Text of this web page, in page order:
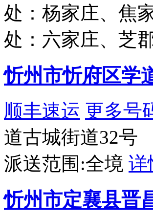
处：杨家庄、焦
处：六家庄、芝
忻州市忻府区学
顺丰速运 更多号
道古城街道32号
派送范围:全境 详
忻州市定襄县晋